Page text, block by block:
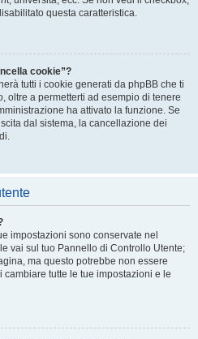
questa caratteristica.
cookie”?
tutti i cookie generati da phpBB che ti
oltre a permetterti ad esempio di tenere
ha attivato la funzione. Se
dal sistema, la cancellazione dei
impostazioni sono conservate nel
vai sul tuo Pannello di Controllo Utente;
ma questo potrebbe non essere
tutte le tue impostazioni e le